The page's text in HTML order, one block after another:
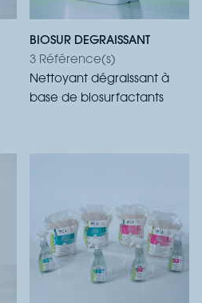
BIOSUR DEGRAISSANT
3 Référence(s)
Nettoyant dégraissant à
base de biosurfactants